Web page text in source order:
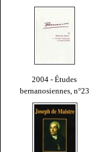
2004 - Études
bernanosiennes, n°23